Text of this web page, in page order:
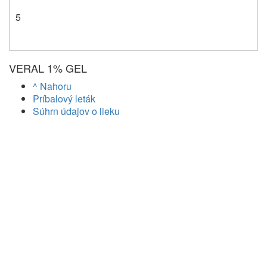
5
VERAL 1% GEL
^ Nahoru
Príbalový leták
Súhrn údajov o lieku